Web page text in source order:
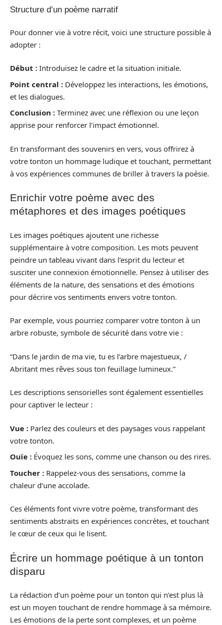
Structure d’un poème narratif
Pour donner vie à votre récit, voici une structure possible à
adopter :
Début : Introduisez le cadre et la situation initiale.
Point central : Développez les interactions, les émotions,
et les dialogues.
Conclusion : Terminez avec une réflexion ou une leçon
apprise pour renforcer l’impact émotionnel.
En transformant des souvenirs en vers, vous offrirez à
votre tonton un hommage ludique et touchant, permettant
à vos expériences communes de briller à travers la poésie.
Enrichir votre poème avec des
métaphores et des images poétiques
Les images poétiques ajoutent une richesse
supplémentaire à votre composition. Les mots peuvent
peindre un tableau vivant dans l’esprit du lecteur et
susciter une connexion émotionnelle. Pensez à utiliser des
éléments de la nature, des sensations et des émotions
pour décrire vos sentiments envers votre tonton.
Par exemple, vous pourriez comparer votre tonton à un
arbre robuste, symbole de sécurité dans votre vie :
“Dans le jardin de ma vie, tu es l’arbre majestueux, /
Abritant mes rêves sous ton feuillage lumineux.”
Les descriptions sensorielles sont également essentielles
pour captiver le lecteur :
Vue : Parlez des couleurs et des paysages vous rappelant
votre tonton.
Ouïe : Évoquez les sons, comme une chanson ou des rires.
Toucher : Rappelez-vous des sensations, comme la
chaleur d’une accolade.
Ces éléments font vivre votre poème, transformant des
sentiments abstraits en expériences concrètes, et touchant
le cœur de ceux qui le lisent.
Écrire un hommage poétique à un tonton
disparu
La rédaction d’un poème pour un tonton qui n’est plus là
est un moyen touchant de rendre hommage à sa mémoire.
Les émotions de la perte sont complexes, et un poème